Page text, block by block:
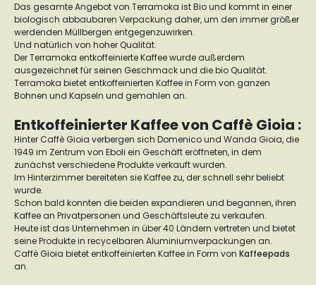
Das gesamte Angebot von Terramoka ist Bio und kommt in einer
biologisch abbaubaren Verpackung daher, um den immer größer
werdenden Müllbergen entgegenzuwirken.
Und natürlich von hoher Qualität.
Der Terramoka entkoffeinierte Kaffee wurde außerdem
ausgezeichnet für seinen Geschmack und die bio Qualität.
Terramoka bietet entkoffeinierten Kaffee in Form von ganzen
Bohnen und Kapseln und gemahlen an.
Entkoffeinierter Kaffee von Caffè Gioia :
Hinter Caffè Gioia verbergen sich Domenico und Wanda Gioia, die
1949 im Zentrum von Eboli ein Geschäft eröffneten, in dem
zunächst verschiedene Produkte verkauft wurden.
Im Hinterzimmer bereiteten sie Kaffee zu, der schnell sehr beliebt
wurde.
Schon bald konnten die beiden expandieren und begannen, ihren
Kaffee an Privatpersonen und Geschäftsleute zu verkaufen.
Heute ist das Unternehmen in über 40 Ländern vertreten und bietet
seine Produkte in recycelbaren Aluminiumverpackungen an.
Caffè Gioia bietet entkoffeinierten Kaffee in Form von Kaffeepads
an.